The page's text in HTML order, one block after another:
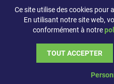
Propulsé par
Ce site utilise des cookies pour
En utilisant notre site web,
conformément à notre
TOUT ACCEPTER